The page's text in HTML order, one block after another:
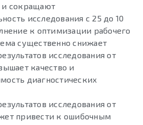
и сокращают
исследования с 25 до 10
к оптимизации рабочего
существенно снижает
исследования от
качество и
диагностических
исследования от
привести к ошибочным